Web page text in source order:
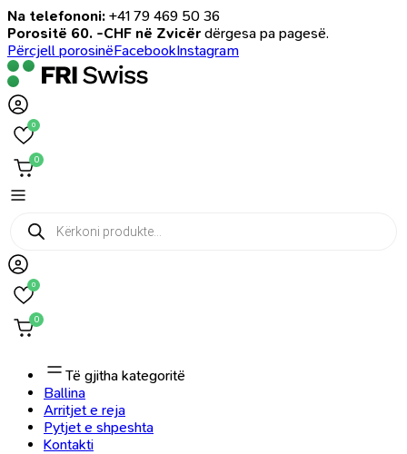
Na telefononi: +41 79 469 50 36
Porositë 60. -CHF në Zvicër dërgesa pa pagesë.
Përcjell porosinëFacebookInstagram
0
0
Products
search
0
0
Të gjitha kategoritë
Ballina
Arritjet e reja
Pytjet e shpeshta
Kontakti